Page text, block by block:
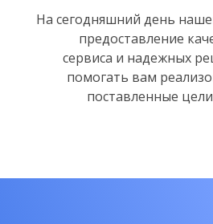
На сегодняшний день
предоставление
сервиса и надежных
помогать вам
поставленные